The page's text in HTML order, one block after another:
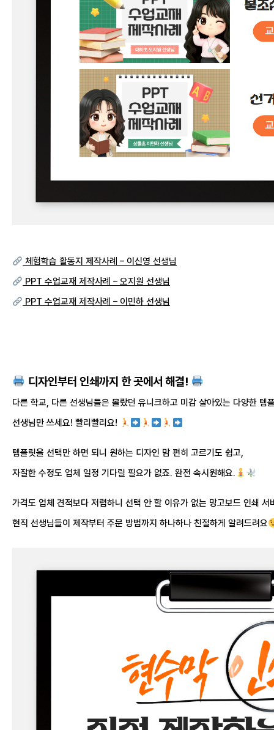
체험학습 활동지 제작사례 – 이신영 선생님
PPT 수업교재 제작사례 – 오지원 선생님
PPT 수업교재 제작사례 – 이민하 선생님
디자인부터 인쇄까지 한 곳에서 해결!
다른 학교, 다른 선생님들은 몰랐던 유니크하고 미감 살아있는 다양한 템
선생님만 쓰세요! 빨리빨리요!
템플릿을 선택만 하면 되니 원하는 디자인 맘 편히 고르기도 쉽고,
자잘한 수정도 업체 일정 기다릴 필요가 없죠. 완전 속시원해요.
가격도 업체 견적보다 저렴하니 선택 안 할 이유가 없는 망고보드 인쇄
현직 선생님들이 제작부터 주문 방법까지 하나하나 친절하게 알려드려요